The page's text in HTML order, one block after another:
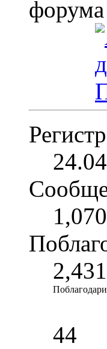
1,070
2,431
44